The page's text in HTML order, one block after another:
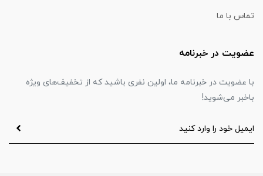
تماس با ما
عضویت در خبرنامه
با عضویت در خبرنامه ما، اولین نفری باشید که از تخفیف‌های ویژه
باخبر می‌شوید!